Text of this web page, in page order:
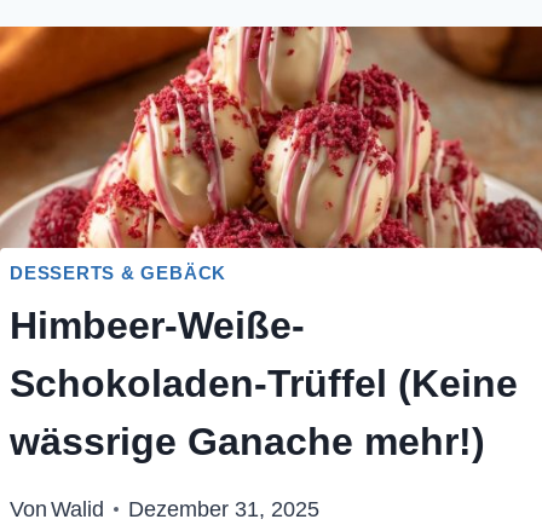
DESSERTS & GEBÄCK
Himbeer-Weiße-
Schokoladen-Trüffel (Keine
wässrige Ganache mehr!)
Von Walid Dezember 31, 2025